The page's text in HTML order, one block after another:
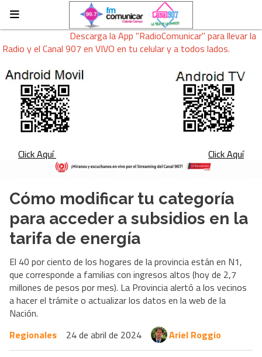
Descarga la App "RadioComunicar" para llevar la
Radio y el Canal 907 en VIVO en tu celular y a todos lados.
Click Aquí Click Aquí
Cómo modificar tu categoría
para acceder a subsidios en la
tarifa de energía
El 40 por ciento de los hogares de la provincia están en N1,
que corresponde a familias con ingresos altos (hoy de 2,7
millones de pesos por mes). La Provincia alertó a los vecinos
a hacer el trámite o actualizar los datos en la web de la
Nación.
Regionales
24 de abril de 2024 Ariel Roggio